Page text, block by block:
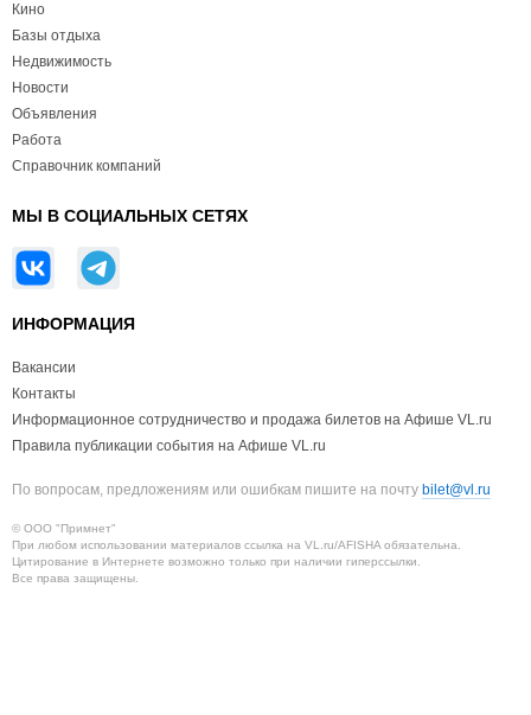
Кино
Базы отдыха
Недвижимость
Новости
Объявления
Работа
Справочник компаний
МЫ В СОЦИАЛЬНЫХ СЕТЯХ
ИНФОРМАЦИЯ
Вакансии
Контакты
Информационное сотрудничество и продажа билетов на Афише VL.ru
Правила публикации события на Афише VL.ru
По вопросам, предложениям или ошибкам пишите на почту bilet@vl.ru
© ООО "Примнет"
При любом использовании материалов ссылка на VL.ru/AFISHA обязательна.
Цитирование в Интернете возможно только при наличии гиперссылки.
Все права защищены.